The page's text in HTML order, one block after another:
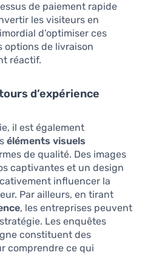
de paiement rapide
les visiteurs en
d’optimiser ces
options de livraison
réactif.
d’expérience
il est également
éléments visuels
de qualité. Des images
captivantes et un design
influencer la
Par ailleurs, en tirant
, les entreprises peuvent
Les enquêtes
constituent des
comprendre ce qui